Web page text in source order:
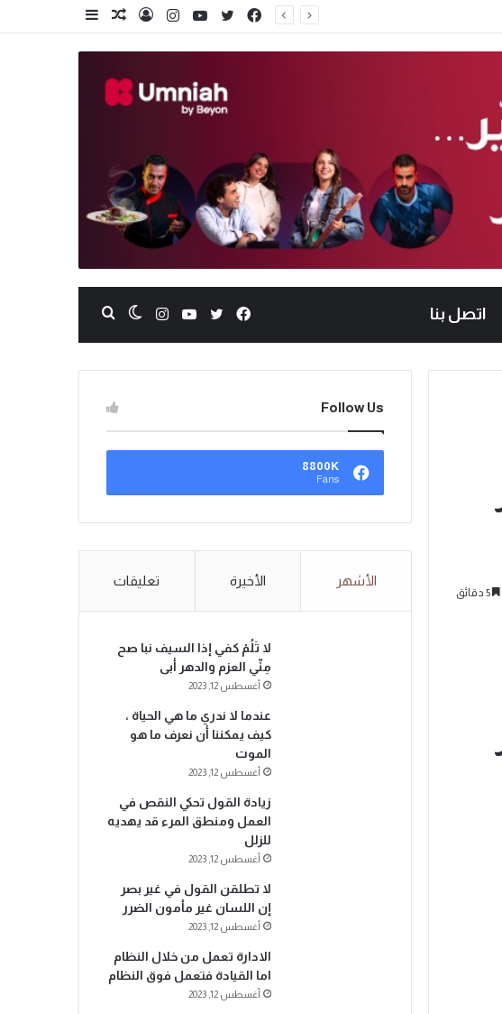
اتصل بنا
Follow Us
8800K
Fans
الأشهر الأخيرة تعليقات
لا تَلُمْ كفي إذا السيف نبا صح
مِنِّي العزم والدهر أبى
أغسطس 12, 2023
عندما لا ندري ما هي الحياة ،
كيف يمكننا أن نعرف ما هو
الموت
أغسطس 12, 2023
زيادة القول تحكي النقص في
العمل ومنطق المرء قد يهديه
للزلل
أغسطس 12, 2023
لا تطلقن القول في غير بصر
إن اللسان غير مأمون الضرر
أغسطس 12, 2023
الادارة تعمل من خلال النظام
اما القيادة فتعمل فوق النظام
أغسطس 12, 2023